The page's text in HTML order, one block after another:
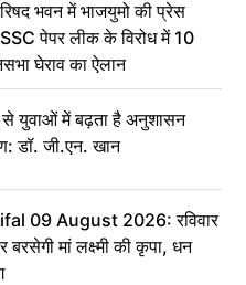
भवन में भाजयुमो की प्रेस
पेपर लीक के विरोध में 10
घेराव का ऐलान
से युवाओं में बढ़ता है अनुशासन
डॉ. जी.एन. खान
09 August 2026: रविवार
बरसेगी मां लक्ष्मी की कृपा, धन